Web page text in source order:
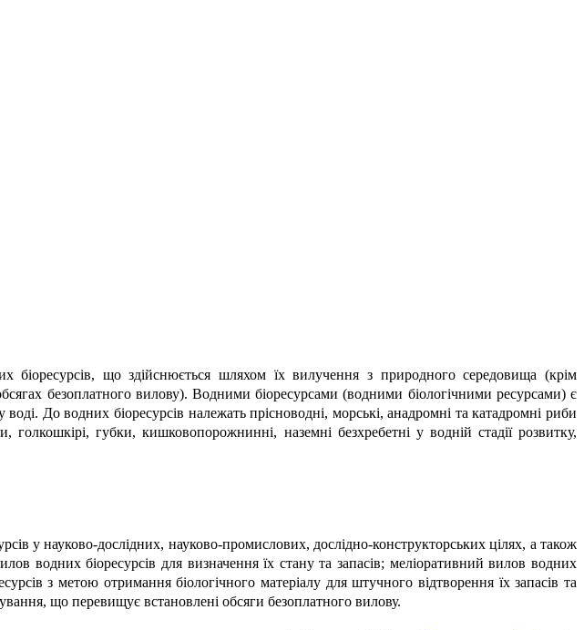
біоресурсів, що здійснюється шляхом їх вилучення з природного середовища (крім
безоплатного вилову). Водними біоресурсами (водними біологічними ресурсами) є
До водних біоресурсів належать прісноводні, морські, анадромні та катадромні риби
голкошкірі, губки, кишковопорожнинні, наземні безхребетні у водній стадії розвитку,
у науково-дослідних, науково-промислових, дослідно-конструкторських цілях, а також
водних біоресурсів для визначення їх стану та запасів; меліоративний вилов водних
з метою отримання біологічного матеріалу для штучного відтворення їх запасів та
що перевищує встановлені обсяги безоплатного вилову.